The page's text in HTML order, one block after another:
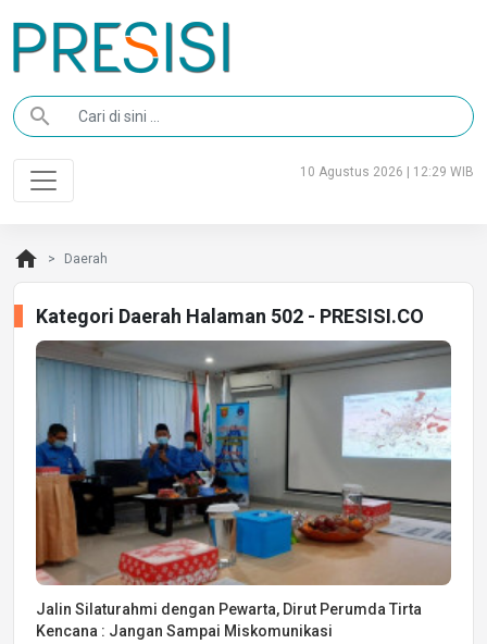
search
10 Agustus 2026 | 12:29 WIB
home Daerah
Kategori Daerah Halaman 502 - PRESISI.CO
Jalin Silaturahmi dengan Pewarta, Dirut Perumda Tirta
Kencana : Jangan Sampai Miskomunikasi